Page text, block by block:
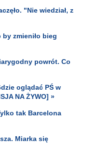
"Nie wiedział, z
zmieniło bieg
powrót. Co
oglądać PŚ w
NA ŻYWO] »
tak Barcelona
Miarka się